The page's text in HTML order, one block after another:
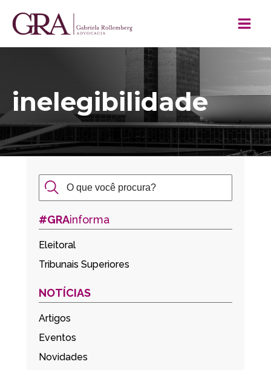
inelegibilidade
#GRAinforma
Eleitoral
Tribunais Superiores
NOTÍCIAS
Artigos
Eventos
Novidades